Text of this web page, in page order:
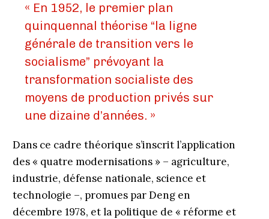
« En 1952, le premier plan
quinquennal théorise “la ligne
générale de transition vers le
socialisme” prévoyant la
transformation socialiste des
moyens de production privés sur
une dizaine d’années. »
Dans ce cadre théorique s’inscrit l’application
des « quatre modernisations » – agriculture,
industrie, défense nationale, science et
technologie –, promues par Deng en
décembre 1978, et la politique de « réforme et